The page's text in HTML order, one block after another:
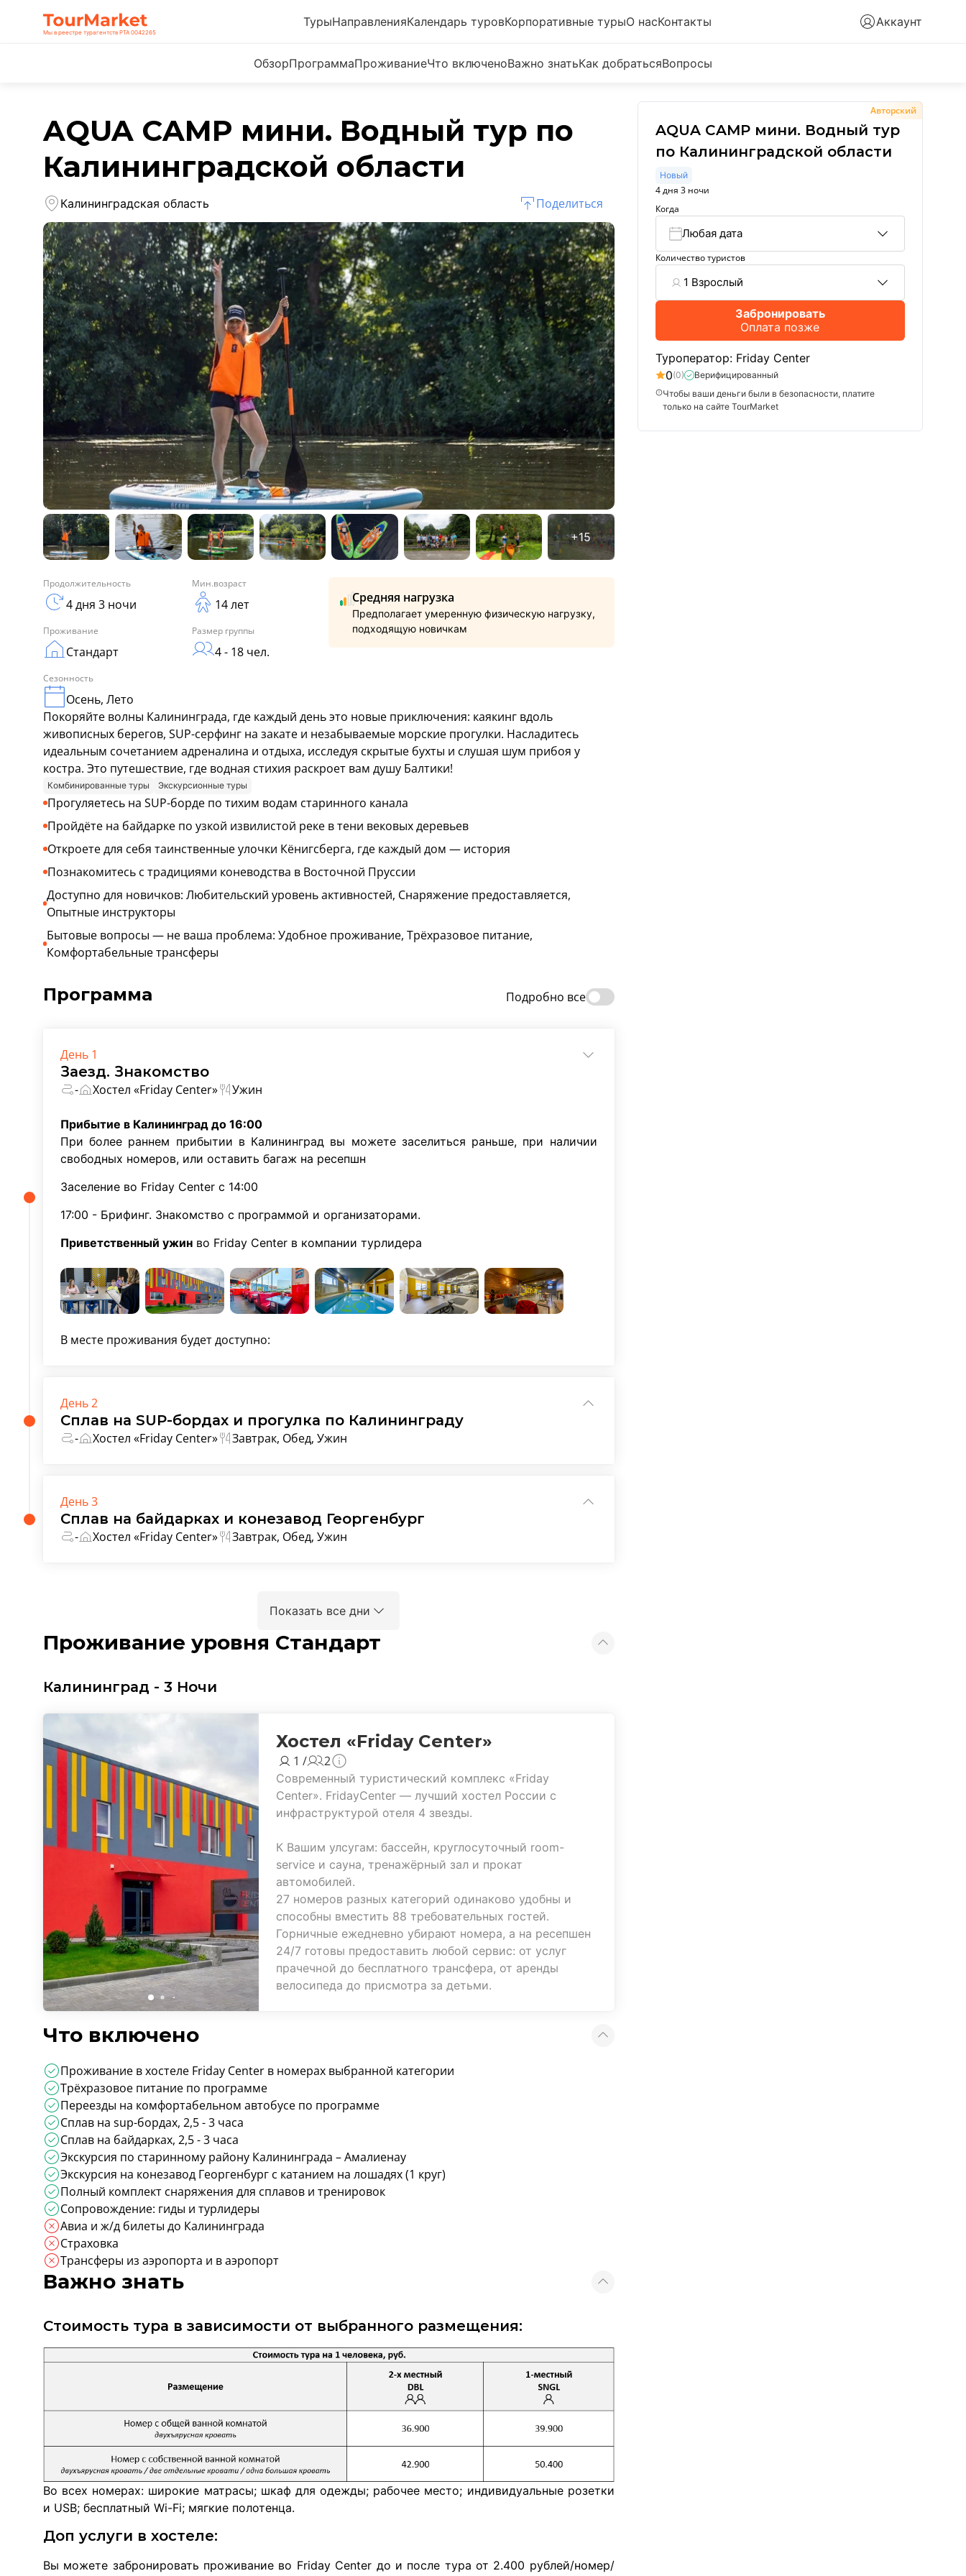
Мы в реестре турагентств РТА 0042265
ТурыНаправленияКалендарь туровКорпоративные турыО насКонтакты Аккаунт
ОбзорПрограммаПроживаниеЧто включеноВажно знатьКак добратьсяВопросы
AQUA CAMP мини. Водный тур по
Калининградской области
Калининградская область Поделиться
Продолжительность
4 дня 3 ночи
Мин.возраст
14 лет
Проживание
Стандарт
Размер группы
4 - 18 чел.
Сезонность
Осень, Лето
Средняя нагрузка
Предполагает умеренную физическую нагрузку,
подходящую новичкам
Покоряйте волны Калининграда, где каждый день это новые приключения: каякинг вдоль
живописных берегов, SUP-серфинг на закате и незабываемые морские прогулки. Насладитесь
идеальным сочетанием адреналина и отдыха, исследуя скрытые бухты и слушая шум прибоя у
костра. Это путешествие, где водная стихия раскроет вам душу Балтики!
Комбинированные туры Экскурсионные туры
Прогуляетесь на SUP-борде по тихим водам старинного канала
Пройдёте на байдарке по узкой извилистой реке в тени вековых деревьев
Откроете для себя таинственные улочки Кёнигсберга, где каждый дом — история
Познакомитесь с традициями коневодства в Восточной Пруссии
Доступно для новичков: Любительский уровень активностей, Снаряжение предоставляется,
Опытные инструкторы
Бытовые вопросы — не ваша проблема: Удобное проживание, Трёхразовое питание,
Комфортабельные трансферы
Программа Подробно все
День 1
Заезд. Знакомство
- Хостел «Friday Center» Ужин
Прибытие в Калининград до 16:00
При более раннем прибытии в Калининград вы можете заселиться раньше, при наличии
свободных номеров, или оставить багаж на ресепшн
Заселение во Friday Center c 14:00
17:00 - Брифинг. Знакомство с программой и организаторами.
Приветственный ужин во Friday Center в компании турлидера
В месте проживания будет доступно:
День 2
Сплав на SUP-бордах и прогулка по Калининграду
- Хостел «Friday Center» Завтрак, Обед, Ужин
День 3
Сплав на байдарках и конезавод Георгенбург
- Хостел «Friday Center» Завтрак, Обед, Ужин
Показать все дни
Проживание уровня Стандарт
Калининград - 3 Ночи
Хостел «Friday Center»
1 / 2
Современный туристический комплекс «Friday
Center». FridayCenter — лучший хостел России с
инфраструктурой отеля 4 звезды.
К Вашим улсугам: бассейн, круглосуточный room-
service и сауна, тренажёрный зал и прокат
автомобилей.
27 номеров разных категорий одинаково удобны и
способны вместить 88 требовательных гостей.
Горничные ежедневно убирают номера, а на ресепшен
24/7 готовы предоставить любой сервис: от услуг
прачечной до бесплатного трансфера, от аренды
велосипеда до присмотра за детьми.
Что включено
Проживание в хостеле Friday Center в номерах выбранной категории
Трёхразовое питание по программе
Переезды на комфортабельном автобусе по программе
Сплав на sup-бордах, 2,5 - 3 часа
Сплав на байдарках, 2,5 - 3 часа
Экскурсия по старинному району Калининграда – Амалиенау
Экскурсия на конезавод Георгенбург с катанием на лошадях (1 круг)
Полный комплект снаряжения для сплавов и тренировок
Сопровождение: гиды и турлидеры
Авиа и ж/д билеты до Калининграда
Страховка
Трансферы из аэропорта и в аэропорт
Важно знать
Стоимость тура в зависимости от выбранного размещения:
Во всех номерах: широкие матрасы; шкаф для одежды; рабочее место; индивидуальные розетки
и USB; бесплатный Wi-Fi; мягкие полотенца.
Доп услуги в хостеле:
Вы можете забронировать проживание во Friday Center до и после тура от 2.400 рублей/номер/
Авторский
AQUA CAMP мини. Водный тур
по Калининградской области
Новый
4 дня 3 ночи
Когда
Любая дата
Количество туристов
1 Взрослый
Забронировать
Оплата позже
Туроператор: Friday Center
0(0)
Верифицированный
Чтобы ваши деньги были в безопасности, платите
только на сайте TourMarket